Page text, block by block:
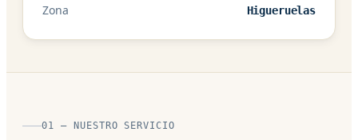
Zona Higueruelas
01 — NUESTRO SERVICIO